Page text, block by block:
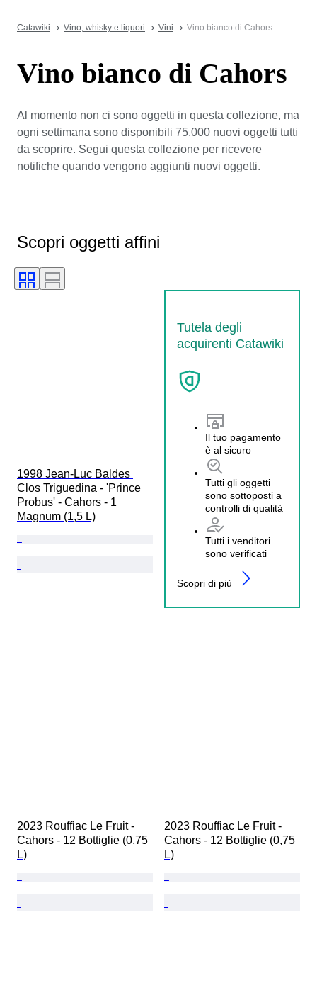
Catawiki Vino, whisky e liquori Vini Vino bianco di Cahors
Vino bianco di Cahors
Al momento non ci sono oggetti in questa collezione, ma
ogni settimana sono disponibili 75.000 nuovi oggetti tutti
da scoprire. Segui questa collezione per ricevere
notifiche quando vengono aggiunti nuovi oggetti.
Scopri oggetti affini
Tutela degli
acquirenti Catawiki
Il tuo pagamento
è al sicuro
Tutti gli oggetti
sono sottoposti a
controlli di qualità
Tutti i venditori
sono verificati
Scopri di più
1998 Jean-Luc Baldes
Clos Triguedina - 'Prince
Probus' - Cahors - 1
Magnum (1,5 L)
2023 Rouffiac Le Fruit -
Cahors - 12 Bottiglie (0,75
L)
2023 Rouffiac Le Fruit -
Cahors - 12 Bottiglie (0,75
L)